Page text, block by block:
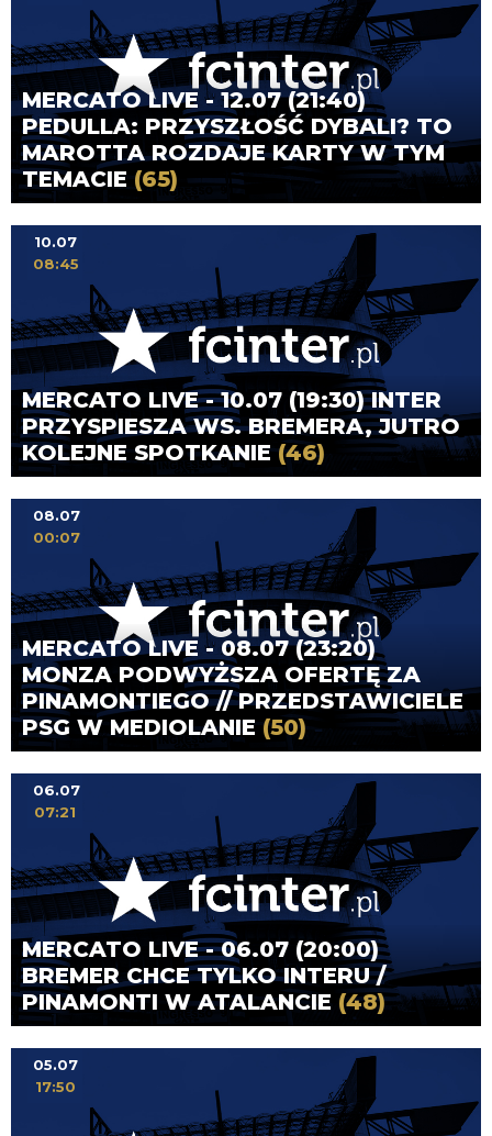
MERCATO LIVE - 12.07 (21:40)
PEDULLA: PRZYSZŁOŚĆ DYBALI? TO
MAROTTA ROZDAJE KARTY W TYM
TEMACIE (65)
MERCATO LIVE - 10.07 (19:30) INTER
PRZYSPIESZA WS. BREMERA, JUTRO
KOLEJNE SPOTKANIE (46)
10.07
08:45
MERCATO LIVE - 08.07 (23:20)
MONZA PODWYŻSZA OFERTĘ ZA
PINAMONTIEGO // PRZEDSTAWICIELE
PSG W MEDIOLANIE (50)
08.07
00:07
MERCATO LIVE - 06.07 (20:00)
BREMER CHCE TYLKO INTERU /
PINAMONTI W ATALANCIE (48)
06.07
07:21
05.07
17:50